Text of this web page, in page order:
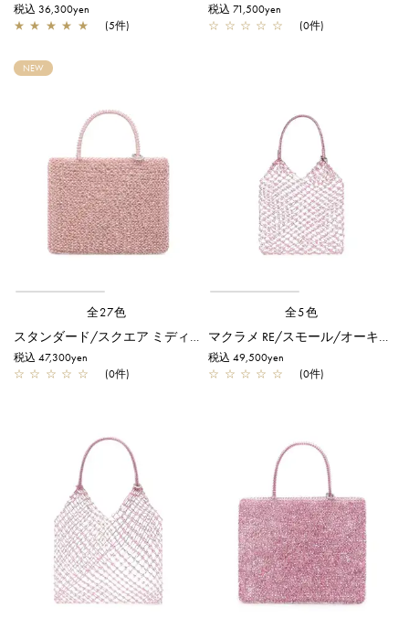
税込 36,300yen
★ ★ ★ ★ ★ (5件)
税込 71,500yen
☆ ☆ ☆ ☆ ☆ (0件)
NEW
全27色
スタンダード/スクエア ミディアム(Dリング付き)/フラミンゴ
税込 47,300yen
☆ ☆ ☆ ☆ ☆ (0件)
全5色
マクラメ RE/スモール/オーキッドシルバー
税込 49,500yen
☆ ☆ ☆ ☆ ☆ (0件)